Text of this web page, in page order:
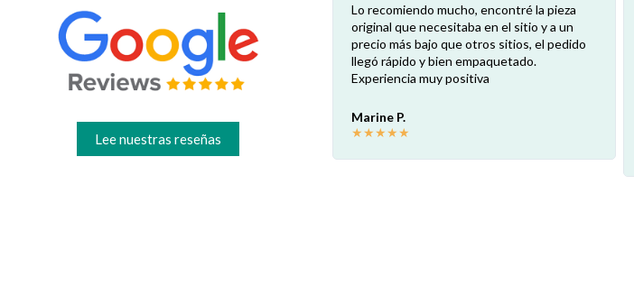
Lee nuestras reseñas
Excelente experiencia. Es necesario enviar
la foto de la etiqueta del producto para que
el vendedor verifique los repuestos
exactos. Atenta y rápida respuesta. Ahorro
garantizado respecto a los minoristas
físicos locales: unos 30€ por pieza en mi
Lo recomiendo mucho, encontré la pieza
original que necesitaba en el sitio y a un
precio más bajo que otros sitios, el pedido
llegó rápido y bien empaquetado.
Experiencia muy positiva
Marine P.
★★★★★